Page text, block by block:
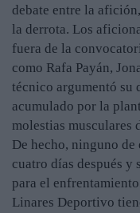
debate entre la
la derrota. Los
fuera de la
como Rafa Payán,
técnico argumentó su
acumulado por la
molestias musculares
De hecho, ninguno
cuatro días después y
para el
Linares Deportivo